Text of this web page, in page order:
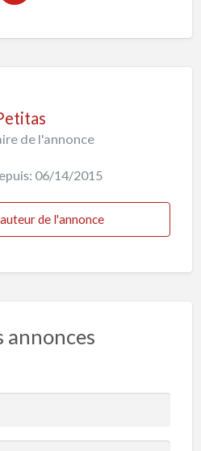
de l'annonce
06/14/2015
de l'annonce
annonces